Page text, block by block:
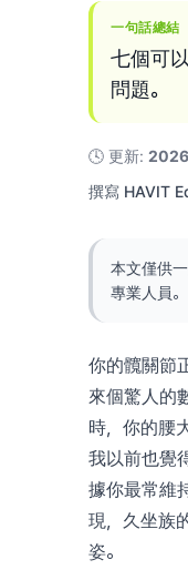
一句話總結
七個可
問題。
🕓 更新:
撰寫 HAVIT
本文僅供
專業人員。
你的髖關節
來個驚人的
時，你的腰
我以前也覺
據你最常維
現，久坐族
姿。